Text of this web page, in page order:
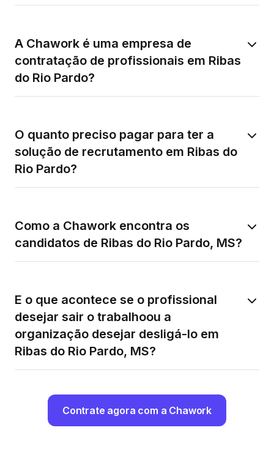
A Chawork é uma empresa de
contratação de profissionais em Ribas
do Rio Pardo?
O quanto preciso pagar para ter a
solução de recrutamento em Ribas do
Rio Pardo?
Como a Chawork encontra os
candidatos de Ribas do Rio Pardo, MS?
E o que acontece se o profissional
desejar sair o trabalhoou a
organização desejar desligá-lo em
Ribas do Rio Pardo, MS?
Contrate agora com a Chawork